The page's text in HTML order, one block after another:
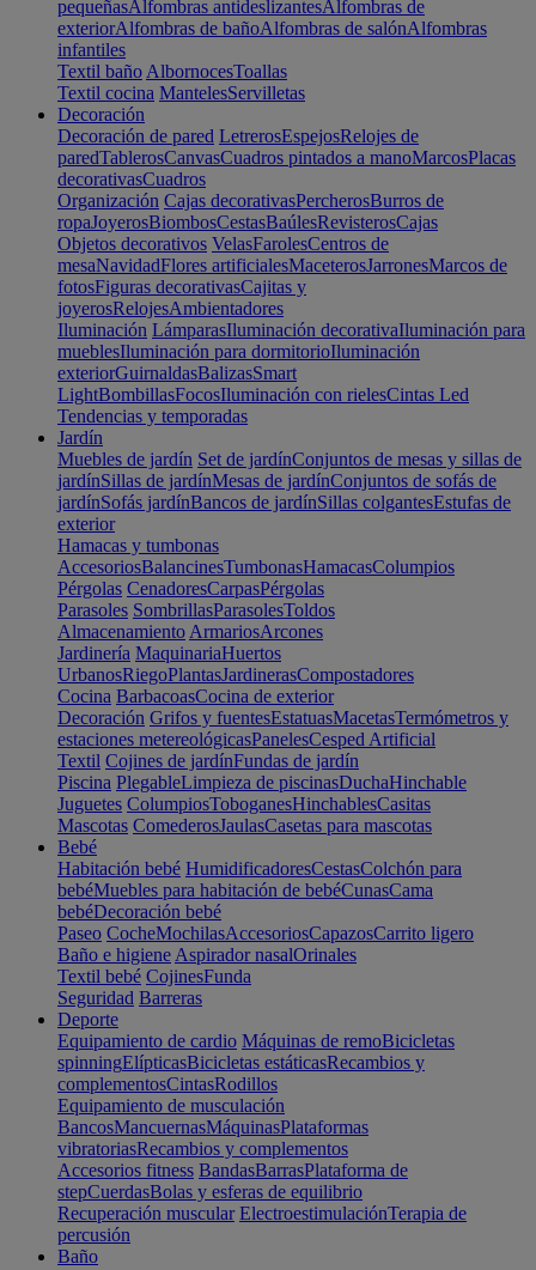
pequeñasAlfombras antideslizantesAlfombras de
exteriorAlfombras de bañoAlfombras de salónAlfombras
infantiles
Textil baño AlbornocesToallas
Textil cocina MantelesServilletas
Decoración
Decoración de pared LetrerosEspejosRelojes de
paredTablerosCanvasCuadros pintados a manoMarcosPlacas
decorativasCuadros
Organización Cajas decorativasPercherosBurros de
ropaJoyerosBiombosCestasBaúlesRevisterosCajas
Objetos decorativos VelasFarolesCentros de
mesaNavidadFlores artificialesMaceterosJarronesMarcos de
fotosFiguras decorativasCajitas y
joyerosRelojesAmbientadores
Iluminación LámparasIluminación decorativaIluminación para
mueblesIluminación para dormitorioIluminación
exteriorGuirnaldasBalizasSmart
LightBombillasFocosIluminación con rielesCintas Led
Tendencias y temporadas
Jardín
Muebles de jardín Set de jardínConjuntos de mesas y sillas de
jardínSillas de jardínMesas de jardínConjuntos de sofás de
jardínSofás jardínBancos de jardínSillas colgantesEstufas de
exterior
Hamacas y tumbonas
AccesoriosBalancinesTumbonasHamacasColumpios
Pérgolas CenadoresCarpasPérgolas
Parasoles SombrillasParasolesToldos
Almacenamiento ArmariosArcones
Jardinería MaquinariaHuertos
UrbanosRiegoPlantasJardinerasCompostadores
Cocina BarbacoasCocina de exterior
Decoración Grifos y fuentesEstatuasMacetasTermómetros y
estaciones metereológicasPanelesCesped Artificial
Textil Cojines de jardínFundas de jardín
Piscina PlegableLimpieza de piscinasDuchaHinchable
Juguetes ColumpiosToboganesHinchablesCasitas
Mascotas ComederosJaulasCasetas para mascotas
Bebé
Habitación bebé HumidificadoresCestasColchón para
bebéMuebles para habitación de bebéCunasCama
bebéDecoración bebé
Paseo CocheMochilasAccesoriosCapazosCarrito ligero
Baño e higiene Aspirador nasalOrinales
Textil bebé CojinesFunda
Seguridad Barreras
Deporte
Equipamiento de cardio Máquinas de remoBicicletas
spinningElípticasBicicletas estáticasRecambios y
complementosCintasRodillos
Equipamiento de musculación
BancosMancuernasMáquinasPlataformas
vibratoriasRecambios y complementos
Accesorios fitness BandasBarrasPlataforma de
stepCuerdasBolas y esferas de equilibrio
Recuperación muscular ElectroestimulaciónTerapia de
percusión
Baño